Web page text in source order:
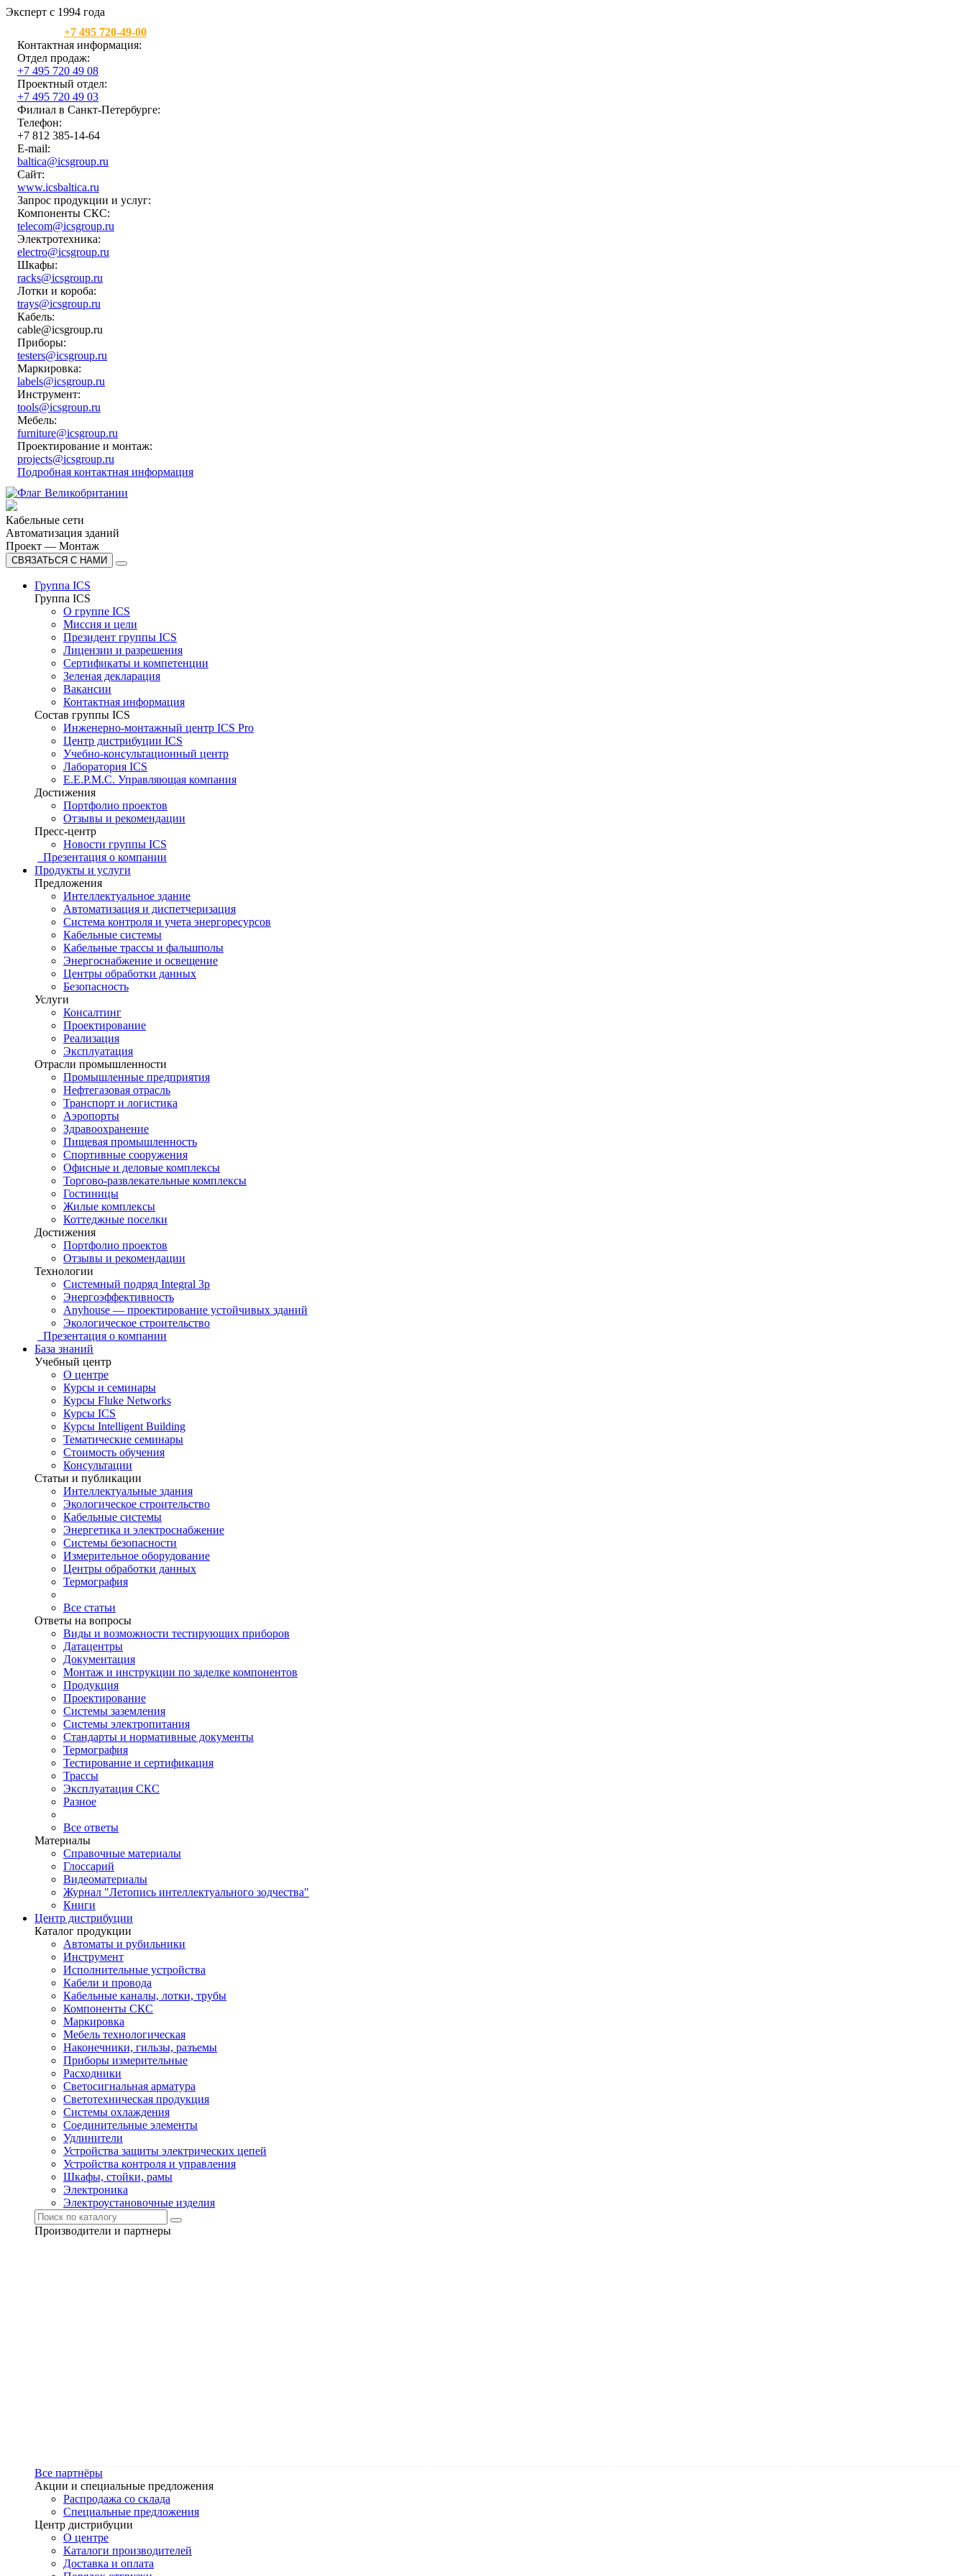
Эксперт с 1994 года
+7 495 720-49-00
Контактная информация:
Отдел продаж:
+7 495 720 49 08
Проектный отдел:
+7 495 720 49 03
Филиал в Санкт-Петербурге:
Телефон:
+7 812 385-14-64
E-mail:
baltica@icsgroup.ru
Сайт:
www.icsbaltica.ru
Запрос продукции и услуг:
Компоненты СКС:
telecom@icsgroup.ru
Электротехника:
electro@icsgroup.ru
Шкафы:
racks@icsgroup.ru
Лотки и короба:
trays@icsgroup.ru
Кабель:
cable@icsgroup.ru
Приборы:
testers@icsgroup.ru
Маркировка:
labels@icsgroup.ru
Инструмент:
tools@icsgroup.ru
Мебель:
furniture@icsgroup.ru
Проектирование и монтаж:
projects@icsgroup.ru
Подробная контактная информация
Кабельные сети
Автоматизация зданий
Проект — Монтаж
СВЯЗАТЬСЯ С НАМИ
Группа ICS
Группа ICS
О группе ICS
Миссия и цели
Президент группы ICS
Лицензии и разрешения
Сертификаты и компетенции
Зеленая декларация
Вакансии
Контактная информация
Состав группы ICS
Инженерно-монтажный центр ICS Pro
Центр дистрибуции ICS
Учебно-консультационный центр
Лаборатория ICS
E.E.P.M.C. Управляющая компания
Достижения
Портфолио проектов
Отзывы и рекомендации
Пресс-центр
Новости группы ICS
Презентация о компании
Продукты и услуги
Предложения
Интеллектуальное здание
Автоматизация и диспетчеризация
Система контроля и учета энергоресурсов
Кабельные системы
Кабельные трассы и фальшполы
Энергоснабжение и освещение
Центры обработки данных
Безопасность
Услуги
Консалтинг
Проектирование
Реализация
Эксплуатация
Отрасли промышленности
Промышленные предприятия
Нефтегазовая отрасль
Транспорт и логистика
Аэропорты
Здравоохранение
Пищевая промышленность
Спортивные сооружения
Офисные и деловые комплексы
Торгово-развлекательные комплексы
Гостиницы
Жилые комплексы
Коттеджные поселки
Достижения
Портфолио проектов
Отзывы и рекомендации
Технологии
Системный подряд Integral 3p
Энергоэффективность
Anyhouse — проектирование устойчивых зданий
Экологическое строительство
Презентация о компании
База знаний
Учебный центр
О центре
Курсы и семинары
Курсы Fluke Networks
Курсы ICS
Курсы Intelligent Building
Тематические семинары
Стоимость обучения
Консультации
Статьи и публикации
Интеллектуальные здания
Экологическое строительство
Кабельные системы
Энергетика и электроснабжение
Системы безопасности
Измерительное оборудование
Центры обработки данных
Термография
Все статьи
Ответы на вопросы
Виды и возможности тестирующих приборов
Датацентры
Документация
Монтаж и инструкции по заделке компонентов
Продукция
Проектирование
Системы заземления
Системы электропитания
Стандарты и нормативные документы
Термография
Тестирование и сертификация
Трассы
Эксплуатация СКС
Разное
Все ответы
Материалы
Справочные материалы
Глоссарий
Видеоматериалы
Журнал "Летопись интеллектуального зодчества"
Книги
Центр дистрибуции
Каталог продукции
Автоматы и рубильники
Инструмент
Исполнительные устройства
Кабели и провода
Кабельные каналы, лотки, трубы
Компоненты СКС
Маркировка
Мебель технологическая
Наконечники, гильзы, разъемы
Приборы измерительные
Расходники
Светосигнальная арматура
Светотехническая продукция
Системы охлаждения
Соединительные элементы
Удлинители
Устройства защиты электрических цепей
Устройства контроля и управления
Шкафы, стойки, рамы
Электроника
Электроустановочные изделия
Производители и партнеры
Все партнёры
Акции и специальные предложения
Распродажа со склада
Специальные предложения
Центр дистрибуции
О центре
Каталоги производителей
Доставка и оплата